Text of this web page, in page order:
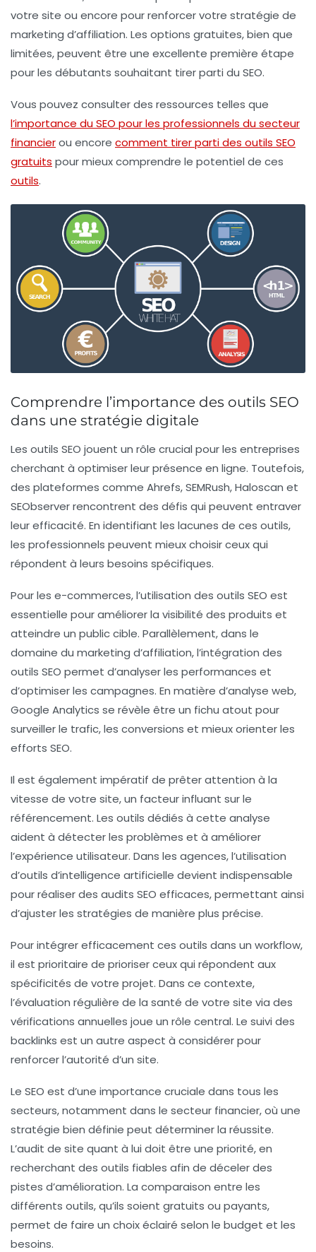
votre site ou encore pour renforcer votre stratégie de
marketing d’affiliation. Les options gratuites, bien que
limitées, peuvent être une excellente première étape
pour les débutants souhaitant tirer parti du SEO.
Vous pouvez consulter des ressources telles que
l’importance du SEO pour les professionnels du secteur
financierou encore comment tirer parti des outils SEO
gratuits pour mieux comprendre le potentiel de ces
outils.
Comprendre l’importance des outils SEO
dans une stratégie digitale
Les outils SEO jouent un rôle crucial pour les entreprises
cherchant à optimiser leur présence en ligne. Toutefois,
des plateformes comme Ahrefs,SEMRush,Haloscan et
SEObserverrencontrent des défis qui peuvent entraver
leur efficacité. En identifiant les lacunes de ces outils,
les professionnels peuvent mieux choisir ceux qui
répondent à leurs besoins spécifiques.
Pour les e-commerces, l’utilisation des outils SEO est
essentielle pour améliorer la visibilité des produits et
atteindre un public cible. Parallèlement, dans le
domaine du marketing d’affiliation, l’intégration des
outils SEO permet d’analyser les performances et
d’optimiser les campagnes. En matière d’analyse web,
Google Analytics se révèle être un fichu atout pour
surveiller le trafic, les conversions et mieux orienter les
efforts SEO.
Il est également impératif de prêter attention à la
vitesse de votre site, un facteur influant sur le
référencement. Les outils dédiés à cette analyse
aident à détecter les problèmes et à améliorer
l’expérience utilisateur. Dans les agences, l’utilisation
d’outils d’intelligence artificielle devient indispensable
pour réaliser des audits SEO efficaces, permettant ainsi
d’ajuster les stratégies de manière plus précise.
Pour intégrer efficacement ces outils dans un workflow,
il est prioritaire de prioriser ceux qui répondent aux
spécificités de votre projet. Dans ce contexte,
l’évaluation régulière de la santé de votre site via des
vérifications annuelles joue un rôle central. Le suivi des
backlinks est un autre aspect à considérer pour
renforcer l’autorité d’un site.
Le SEO est d’une importance cruciale dans tous les
secteurs, notamment dans le secteur financier, où une
stratégie bien définie peut déterminer la réussite.
L’audit de site quant à lui doit être une priorité, en
recherchant des outils fiables afin de déceler des
pistes d’amélioration. La comparaison entre les
différents outils, qu’ils soient gratuits ou payants,
permet de faire un choix éclairé selon le budget et les
besoins.